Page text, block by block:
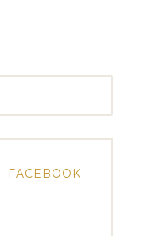
FACEBOOK